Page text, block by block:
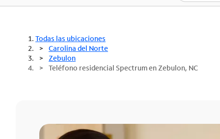
Mejores ofertas
Todas las ubicaciones
Carolina del Norte
Zebulon
Teléfono residencial Spectrum en Zebulon, NC